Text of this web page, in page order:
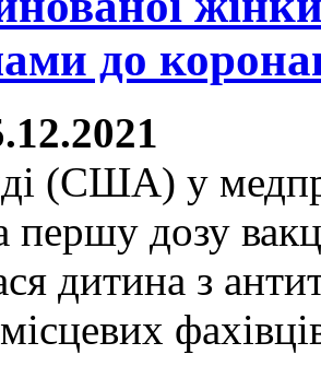
до
(США) у
першу дозу
дитина з